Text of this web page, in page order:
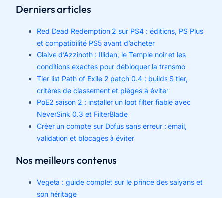
Derniers articles
Red Dead Redemption 2 sur PS4 : éditions, PS Plus
et compatibilité PS5 avant d’acheter
Glaive d’Azzinoth : Illidan, le Temple noir et les
conditions exactes pour débloquer la transmo
Tier list Path of Exile 2 patch 0.4 : builds S tier,
critères de classement et pièges à éviter
PoE2 saison 2 : installer un loot filter fiable avec
NeverSink 0.3 et FilterBlade
Créer un compte sur Dofus sans erreur : email,
validation et blocages à éviter
Nos meilleurs contenus
Vegeta : guide complet sur le prince des saiyans et
son héritage